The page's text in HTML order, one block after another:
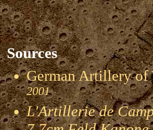
Sources
German Artillery
2001
L'Artillerie de